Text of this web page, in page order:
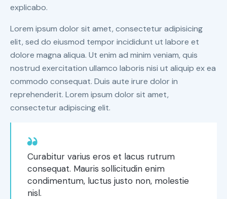
explicabo.
Lorem ipsum dolor sit amet, consectetur adipisicing
elit, sed do eiusmod tempor incididunt ut labore et
dolore magna aliqua. Ut enim ad minim veniam, quis
nostrud exercitation ullamco laboris nisi ut aliquip ex ea
commodo consequat. Duis aute irure dolor in
reprehenderit. Lorem ipsum dolor sit amet,
consectetur adipiscing elit.
Curabitur varius eros et lacus rutrum
consequat. Mauris sollicitudin enim
condimentum, luctus justo non, molestie
nisl.